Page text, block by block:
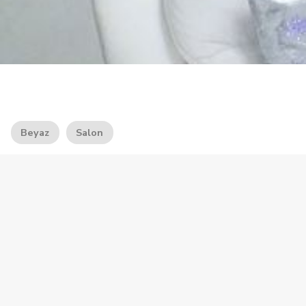
Beyaz Salon